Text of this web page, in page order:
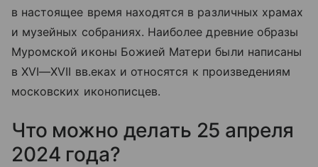
в настоящее время находятся в различных храмах
и музейных собраниях. Наиболее древние образы
Муромской иконы Божией Матери были написаны
вXVI—XVII вв.еках и относятся к произведениям
московских иконописцев.
Что можно делать 25 апреля
2024 года?